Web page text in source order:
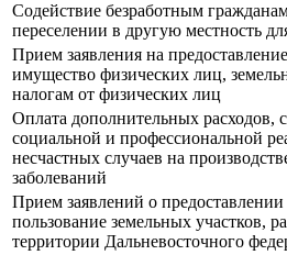
Содействие безработным
переселении в другую местность
Прием заявления на
имущество физических лиц,
налогам от физических лиц
Оплата дополнительных расходов,
социальной и профессиональной
несчастных случаев на
заболеваний
Прием заявлений о предоставлении
пользование земельных участков,
территории Дальневосточного